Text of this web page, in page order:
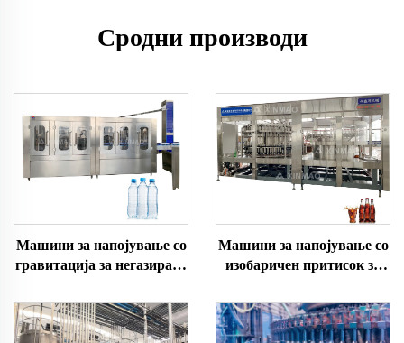
Сродни производи
Машини за напојување со
гравитација за негазирана
Машини за напојување со
изобаричен притисок за